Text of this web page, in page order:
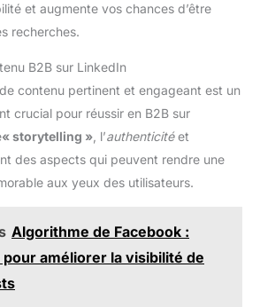
et augmente vos chances d’être
recherches.
B2B sur LinkedIn
contenu pertinent et engageant est un
crucial pour réussir en B2B sur
« storytelling » , l’authenticitéet
des aspects qui peuvent rendre une
aux yeux des utilisateurs.
Algorithme de Facebook :
améliorer la visibilité de